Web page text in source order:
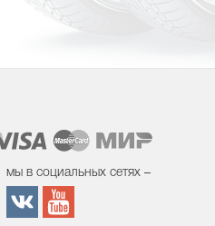
мы в социальных сетях –